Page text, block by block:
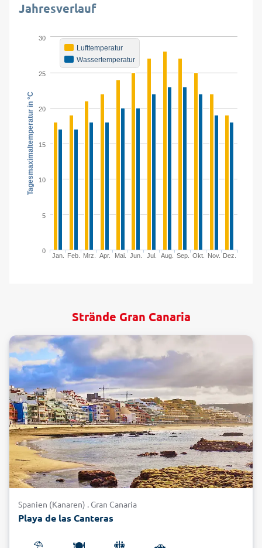
Jahresverlauf
Tagesmaximaltemperatur in °C
Lufttemperatur
Wassertemperatur
Jan. Feb. Mrz. Apr. Mai. Jun. Jul. Aug. Sep. Okt. Nov. Dez.
0
5
10
15
20
25
30
Strände Gran Canaria
Spanien (Kanaren) . Gran Canaria
Playa de las Canteras
⛱️ 🍽️ 🚻 🚗